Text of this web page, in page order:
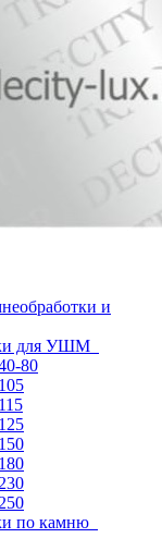
и
для УШМ
80
по камню